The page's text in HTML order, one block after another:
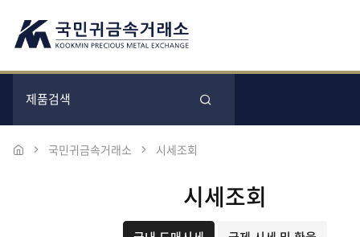
국민귀금속거래소 시세조회
시세조회